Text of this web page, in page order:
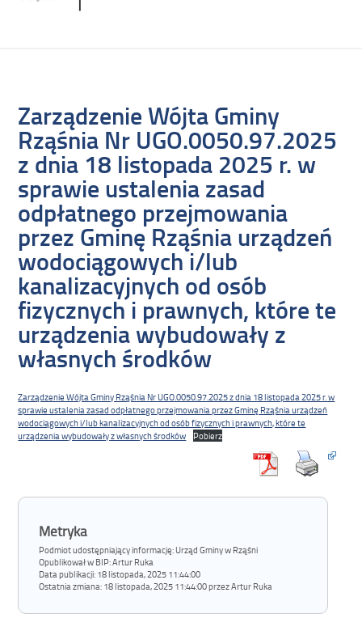
Zarządzenie Wójta Gminy
Rząśnia Nr UGO.0050.97.2025
z dnia 18 listopada 2025 r. w
sprawie ustalenia zasad
odpłatnego przejmowania
przez Gminę Rząśnia urządzeń
wodociągowych i/lub
kanalizacyjnych od osób
fizycznych i prawnych, które te
urządzenia wybudowały z
własnych środków
Zarządzenie Wójta Gminy Rząśnia Nr UGO.0050.97.2025 z dnia 18 listopada 2025 r. w
sprawie ustalenia zasad odpłatnego przejmowania przez Gminę Rząśnia urządzeń
wodociągowych i/lub kanalizacyjnych od osób fizycznych i prawnych, które te
urządzenia wybudowały z własnych środków
Pobierz
Metryka
Podmiot udostępniający informację: Urząd Gminy w Rząśni
Opublikował w BIP:Artur Ruka
Data publikacji: 18 listopada, 2025 11:44:00
Ostatnia zmiana: 18 listopada, 2025 11:44:00 przez Artur Ruka